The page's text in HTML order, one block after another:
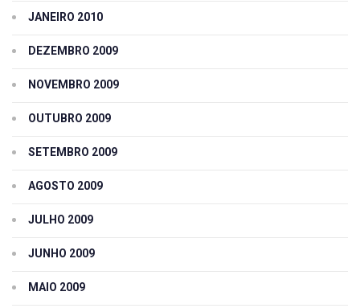
JANEIRO 2010
DEZEMBRO 2009
NOVEMBRO 2009
OUTUBRO 2009
SETEMBRO 2009
AGOSTO 2009
JULHO 2009
JUNHO 2009
MAIO 2009